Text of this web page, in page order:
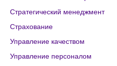
Стратегический менеджмент
Страхование
Управление качеством
Управление персоналом